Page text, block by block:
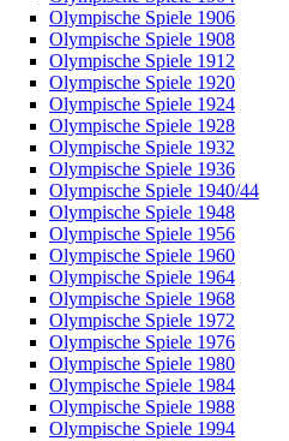
Olympische Spiele 1906
Olympische Spiele 1908
Olympische Spiele 1912
Olympische Spiele 1920
Olympische Spiele 1924
Olympische Spiele 1928
Olympische Spiele 1932
Olympische Spiele 1936
Olympische Spiele 1940/44
Olympische Spiele 1948
Olympische Spiele 1956
Olympische Spiele 1960
Olympische Spiele 1964
Olympische Spiele 1968
Olympische Spiele 1972
Olympische Spiele 1976
Olympische Spiele 1980
Olympische Spiele 1984
Olympische Spiele 1988
Olympische Spiele 1994